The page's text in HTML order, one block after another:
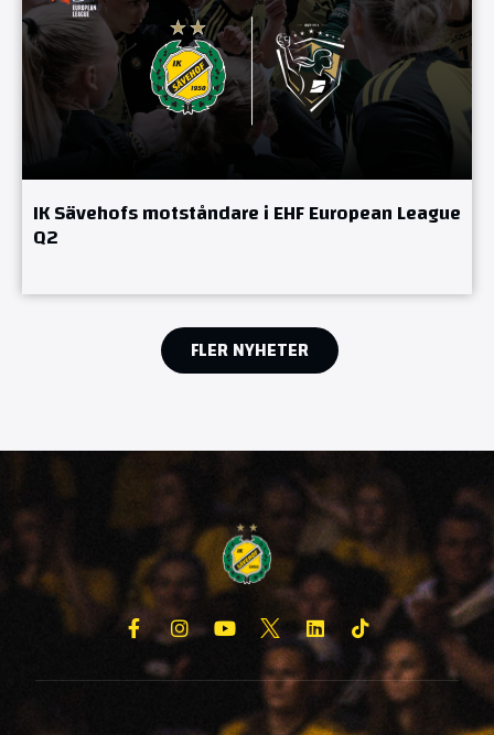
IK Sävehofs motståndare i EHF European League
Q2
FLER NYHETER